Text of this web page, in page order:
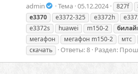
admin Тема 05.12.2024 827f
e3370
e3372-325 e3372h
e3372s
huawei m150-2
мегафон
мегафон m150-2 мтс
скачать
Ответы: 8 Раздел: